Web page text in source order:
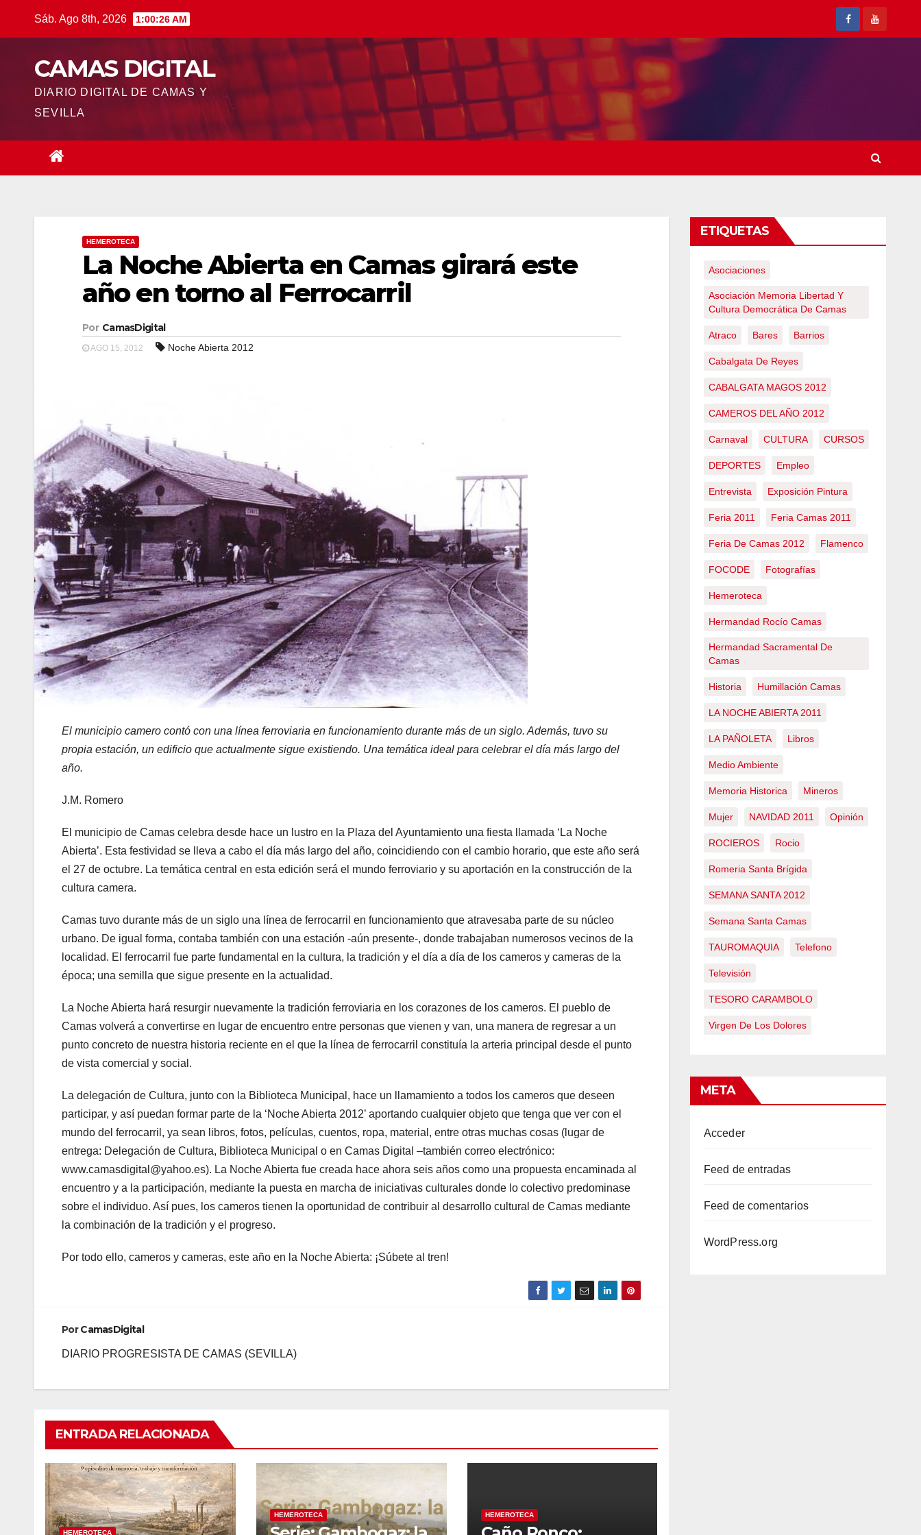
Sáb. Ago 8th, 2026 1:00:27 AM
CAMAS DIGITAL
DIARIO DIGITAL DE CAMAS Y
SEVILLA
HEMEROTECA
La Noche Abierta en Camas girará este
año en torno al Ferrocarril
Por CamasDigital
AGO 15, 2012 Noche Abierta 2012
El municipio camero contó con una línea ferroviaria en funcionamiento durante más de un siglo. Además, tuvo su
propia estación, un edificio que actualmente sigue existiendo. Una temática ideal para celebrar el día más largo del
año.
J.M. Romero
El municipio de Camas celebra desde hace un lustro en la Plaza del Ayuntamiento una fiesta llamada ‘La Noche
Abierta’. Esta festividad se lleva a cabo el día más largo del año, coincidiendo con el cambio horario, que este año será
el 27 de octubre. La temática central en esta edición será el mundo ferroviario y su aportación en la construcción de la
cultura camera.
Camas tuvo durante más de un siglo una línea de ferrocarril en funcionamiento que atravesaba parte de su núcleo
urbano. De igual forma, contaba también con una estación -aún presente-, donde trabajaban numerosos vecinos de la
localidad. El ferrocarril fue parte fundamental en la cultura, la tradición y el día a día de los cameros y cameras de la
época; una semilla que sigue presente en la actualidad.
La Noche Abierta hará resurgir nuevamente la tradición ferroviaria en los corazones de los cameros. El pueblo de
Camas volverá a convertirse en lugar de encuentro entre personas que vienen y van, una manera de regresar a un
punto concreto de nuestra historia reciente en el que la línea de ferrocarril constituía la arteria principal desde el punto
de vista comercial y social.
La delegación de Cultura, junto con la Biblioteca Municipal, hace un llamamiento a todos los cameros que deseen
participar, y así puedan formar parte de la ‘Noche Abierta 2012’ aportando cualquier objeto que tenga que ver con el
mundo del ferrocarril, ya sean libros, fotos, películas, cuentos, ropa, material, entre otras muchas cosas (lugar de
entrega: Delegación de Cultura, Biblioteca Municipal o en Camas Digital –también correo electrónico:
www.camasdigital@yahoo.es). La Noche Abierta fue creada hace ahora seis años como una propuesta encaminada al
encuentro y a la participación, mediante la puesta en marcha de iniciativas culturales donde lo colectivo predominase
sobre el individuo. Así pues, los cameros tienen la oportunidad de contribuir al desarrollo cultural de Camas mediante
la combinación de la tradición y el progreso.
Por todo ello, cameros y cameras, este año en la Noche Abierta: ¡Súbete al tren!
PorCamasDigital
DIARIO PROGRESISTA DE CAMAS (SEVILLA)
ENTRADA RELACIONADA
HEMEROTECA
HEMEROTECA HEMEROTECA
ETIQUETAS
Asociaciones
Asociación Memoria Libertad Y
Cultura Democrática De Camas
Atraco Bares Barrios
Cabalgata De Reyes
CABALGATA MAGOS 2012
CAMEROS DEL AÑO 2012
Carnaval CULTURA CURSOS
DEPORTES Empleo
Entrevista Exposición Pintura
Feria 2011 Feria Camas 2011
Feria De Camas 2012 Flamenco
FOCODE Fotografías
Hemeroteca
Hermandad Rocío Camas
Hermandad Sacramental De
Camas
Historia Humillación Camas
LA NOCHE ABIERTA 2011
LA PAÑOLETA Libros
Medio Ambiente
Memoria Historica Mineros
Mujer NAVIDAD 2011 Opinión
ROCIEROS Rocio
Romeria Santa Brígida
SEMANA SANTA 2012
Semana Santa Camas
TAUROMAQUIA Telefono
Televisión
TESORO CARAMBOLO
Virgen De Los Dolores
META
Acceder
Feed de entradas
Feed de comentarios
WordPress.org